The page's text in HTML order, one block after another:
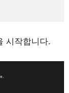
시작합니다.